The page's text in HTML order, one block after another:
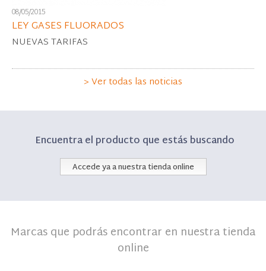
08/05/2015
LEY GASES FLUORADOS
NUEVAS TARIFAS
> Ver todas las noticias
Encuentra el producto que estás buscando
Accede ya a nuestra tienda online
Marcas que podrás encontrar en nuestra tienda
online